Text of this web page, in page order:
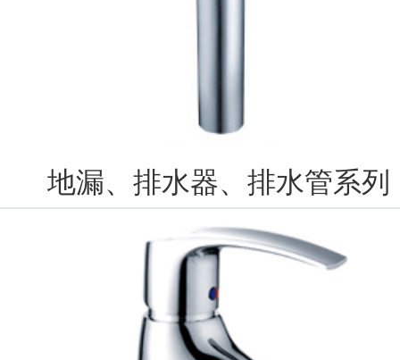
地漏、排水器、排水管系列